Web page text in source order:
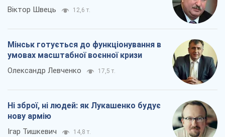
Віктор Швець 12,6 т.
Мінськ готується до функціонування в
умовах масштабної воєнної кризи
Олександр Левченко 17,5 т.
Ні зброї, ні людей: як Лукашенко будує
нову армію
Ігар Тишкевич 14,8 т.